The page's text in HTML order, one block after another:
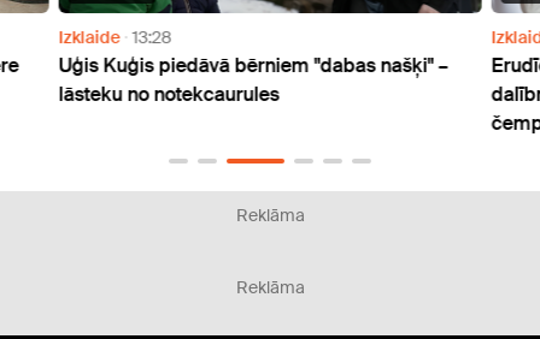
Izklaide 13:28
Uģis Kuģis piedāvā bērniem "dabas našķi" –
lāsteku no notekcaurules
Reklāma
Reklāma